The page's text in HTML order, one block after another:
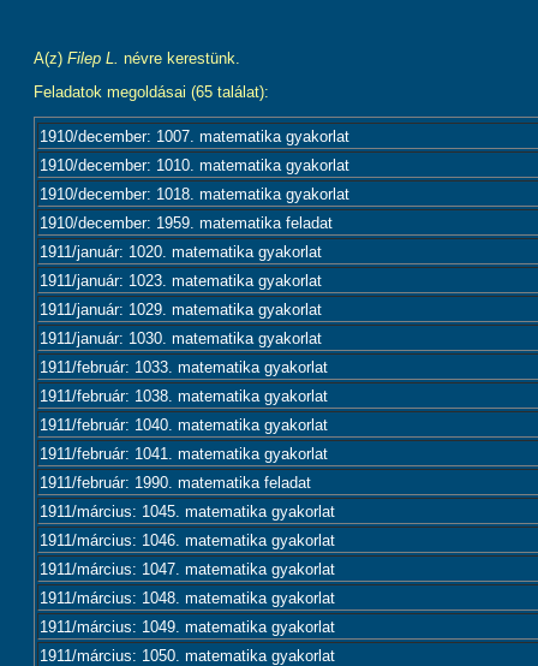
A(z) Filep L. névre kerestünk.
Feladatok megoldásai (65 találat):
1910/december: 1007. matematika gyakorlat
1910/december: 1010. matematika gyakorlat
1910/december: 1018. matematika gyakorlat
1910/december: 1959. matematika feladat
1911/január: 1020. matematika gyakorlat
1911/január: 1023. matematika gyakorlat
1911/január: 1029. matematika gyakorlat
1911/január: 1030. matematika gyakorlat
1911/február: 1033. matematika gyakorlat
1911/február: 1038. matematika gyakorlat
1911/február: 1040. matematika gyakorlat
1911/február: 1041. matematika gyakorlat
1911/február: 1990. matematika feladat
1911/március: 1045. matematika gyakorlat
1911/március: 1046. matematika gyakorlat
1911/március: 1047. matematika gyakorlat
1911/március: 1048. matematika gyakorlat
1911/március: 1049. matematika gyakorlat
1911/március: 1050. matematika gyakorlat